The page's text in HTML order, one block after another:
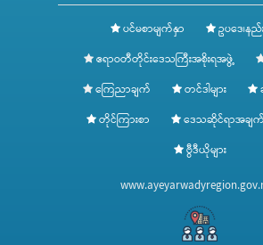
ပင်မစာမျက်နှာ
ဥပဒေ၊နည်
ဧရာဝတီတိုင်းဒေသကြီးအစိုးရအဖွဲ့
ကြေညာချက်
တင်ဒါများ
တိုင်ကြားစာ
ဒေသဆိုင်ရာအချ
ဗွီဒီယိုများ